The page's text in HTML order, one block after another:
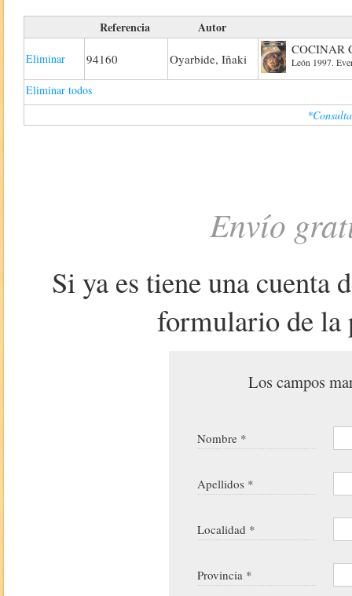
Referencia Autor
Eliminar 94160 Oyarbide, Iñaki
COCINAR
León 1997.
Eliminar todos
Envío
Si ya es tiene una cuenta
formulario de la
Los campos
Nombre *
Apellidos *
Localidad *
Provincia *